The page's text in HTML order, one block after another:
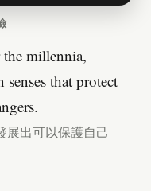
millennia,
senses that protect
展出可以保護自己